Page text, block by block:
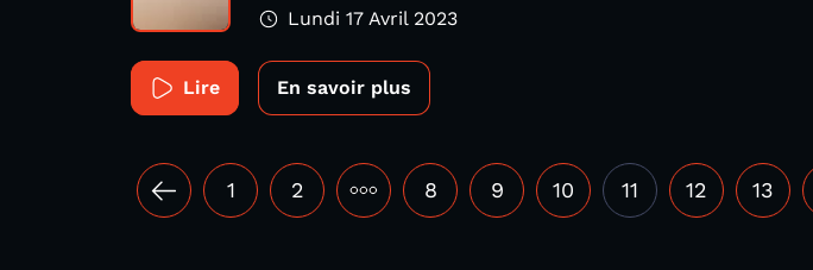
Lundi 17 Avril 2023
Lire En savoir plus
1 2 ••• 8 9 10 11 12 13